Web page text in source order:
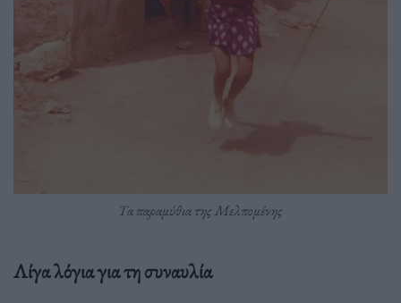
Τα παραμύθια της Μελπομένης
Λίγα λόγια για τη συναυλία